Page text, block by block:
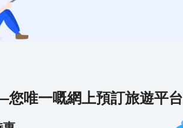
唯一嘅網上預訂旅遊平台